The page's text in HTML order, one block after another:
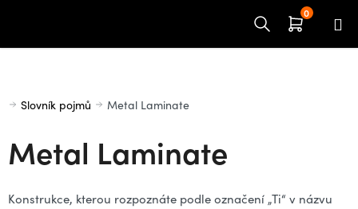
Domů
Slovník pojmů Metal Laminate
Metal Laminate
Konstrukce, kterou rozpoznáte podle označení „Ti“ v názvu